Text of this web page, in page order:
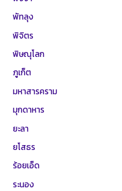
พัทลุง
พิจิตร
พิษณุโลก
ภูเก็ต
มหาสารคราม
มุกดาหาร
ยะลา
ยโสธร
ร้อยเอ็ด
ระนอง